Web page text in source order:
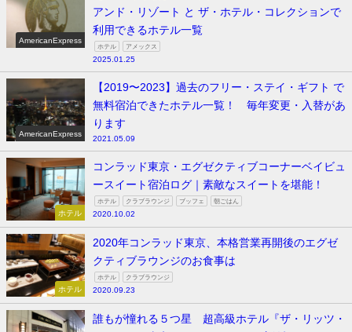
AmericanExpress
アンド・リゾート と ザ・ホテル・コレクションで
利用できるホテル一覧
ホテル アメックス
2025.01.25
AmericanExpress
【2019〜2023】過去のフリー・ステイ・ギフト で
無料宿泊できたホテル一覧！ 毎年変更・入替があ
ります
2021.05.09
ホテル
コンラッド東京・エグゼクティブコーナーベイビュ
ースイート宿泊ログ｜素敵なスイートを堪能！
ホテル クラブラウンジ ブッフェ 朝ごはん
2020.10.02
ホテル
2020年コンラッド東京、本格営業再開後のエグゼ
クティブラウンジのお食事は
ホテル クラブラウンジ
2020.09.23
誰もが憧れる５つ星 超高級ホテル『ザ・リッツ・